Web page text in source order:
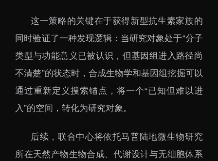
这一策略的关键在于获得新型抗生素家族的
同时验证了一种发现逻辑：当研究对象处于“分子
类型与功能意义已被认识，但基因组进入路径尚
不清楚”的状态时，合成生物学和基因组挖掘可以
通过重新定义搜索锚点，将一个“已知但难以进
入”的空间，转化为研究对象。
后续，联合中心将依托马普陆地微生物研究
所在天然产物生物合成、代谢设计与无细胞体系